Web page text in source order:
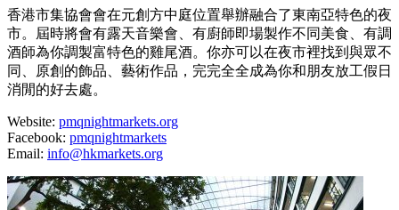
香港市集協會會在元創方中庭位置舉辦融合了東南亞特色的夜
市。屆時將會有露天音樂會、有廚師即場製作不同美食、有調
酒師為你調製富特色的雞尾酒。你亦可以在夜市裡找到與眾不
同、原創的飾品、藝術作品，完完全全成為你和朋友放工假日
消閒的好去處。
Website: pmqnightmarkets.org
Facebook: pmqnightmarkets
Email: info@hkmarkets.org